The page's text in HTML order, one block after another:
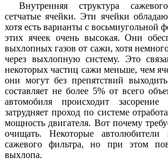
Внутренняя структура
сетчатые ячейки. Эти ячейки
хотя есть варианты с восьмиугольной
этих ячеек очень высокая. Они
выхлопных газов от сажи, хотя
через выхлопную систему. Это
некоторых частиц сажи меньше, чем
они могут без препятствий
составляет не более 5% от всего
автомобиля происходит
затрудняет проход по системе
мощность двигателя. Вот почему
очищать. Некоторые автолюбители
сажевого фильтра, но при этом
выхлопа.